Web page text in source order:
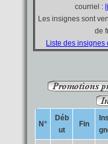
courriel :
Les insignes sont
de
Liste des insignes
N°
Déb
ut
Fin